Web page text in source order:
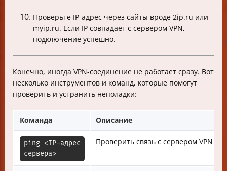
Проверьте IP-адрес через сайты вроде 2ip.ru или
myip.ru. Если IP совпадает с сервером VPN,
подключение успешно.
Конечно, иногда VPN-соединение не работает сразу. Вот
несколько инструментов и команд, которые помогут
проверить и устранить неполадки:
Команда Описание
ping <IP-адрес
сервера>
Проверить связь с сервером VPN